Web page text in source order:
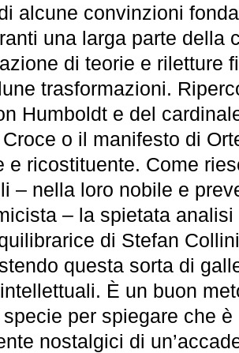
alcune convinzioni
una larga parte della
di teorie e riletture
trasformazioni.
Humboldt e del
o il manifesto di
e ricostituente. Come
– nella loro nobile e
– la spietata
di Stefan
questa sorta di
È un buon
per spiegare che
nostalgici di